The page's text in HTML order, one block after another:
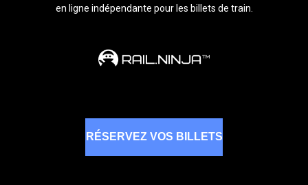
RÉSERVEZ VOS BILLETS
en ligne indépendante pour les billets de train.